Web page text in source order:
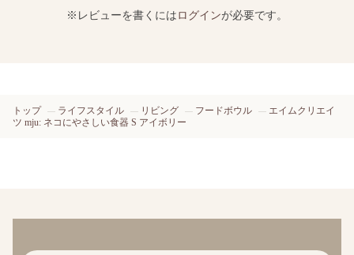
※レビューを書くにはログインが必要です。
トップ ライフスタイル リビング フードボウル
エイムクリエイ
ツ mju: ネコにやさしい食器 S アイボリー